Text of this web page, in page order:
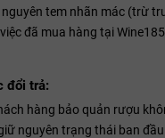
tem nhãn mác (trừ
đã mua hàng tại
đổi trả:
hàng bảo quản rượu
nguyên trạng thái ban